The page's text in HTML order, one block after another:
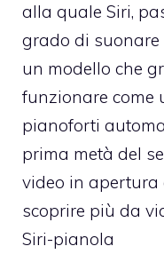
alla quale Siri,
grado di suonare
un modello che
funzionare come
pianoforti
prima metà del
video in apertura
scoprire più da
Siri-pianola